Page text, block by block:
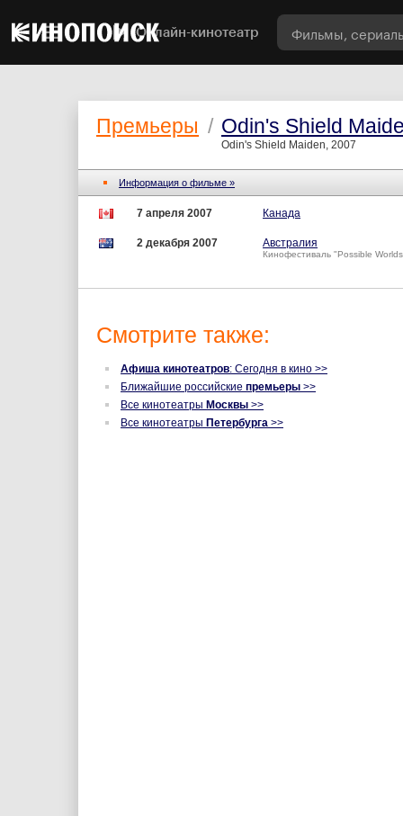
Онлайн-кинотеатр
Премьеры / Odin's Shield
Odin's Shield Maiden, 2007
Информация о фильме »
7 апреля 2007 Канада
2 декабря 2007 Австралия
Кинофестиваль "Possible
Смотрите также:
Афиша кинотеатров: Сегодня в кино >>
Ближайшие российские премьеры >>
Все кинотеатры Москвы >>
Все кинотеатры Петербурга >>